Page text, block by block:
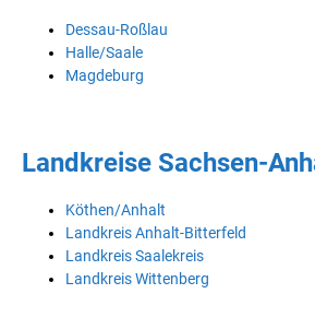
Dessau-Roßlau
Halle/Saale
Magdeburg
Landkreise Sachsen-
Köthen/Anhalt
Landkreis Anhalt-Bitterfeld
Landkreis Saalekreis
Landkreis Wittenberg